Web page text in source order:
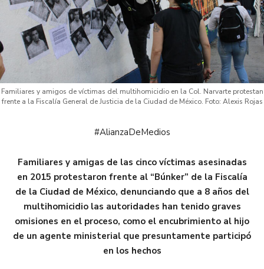
Familiares y amigos de víctimas del multihomicidio en la Col. Narvarte protestan
frente a la Fiscalía General de Justicia de la Ciudad de México. Foto: Alexis Rojas
#AlianzaDeMedios
Familiares y amigas de las cinco víctimas asesinadas
en 2015 protestaron frente al “Búnker” de la Fiscalía
de la Ciudad de México, denunciando que a 8 años del
multihomicidio las autoridades han tenido graves
omisiones en el proceso, como el encubrimiento al hijo
de un agente ministerial que presuntamente participó
en los hechos